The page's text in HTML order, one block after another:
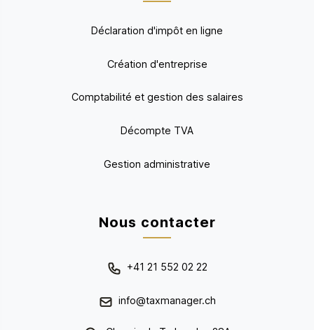
Déclaration d'impôt en ligne
Création d'entreprise
Comptabilité et gestion des salaires
Décompte TVA
Gestion administrative
Nous contacter
+41 21 552 02 22
info@taxmanager.ch